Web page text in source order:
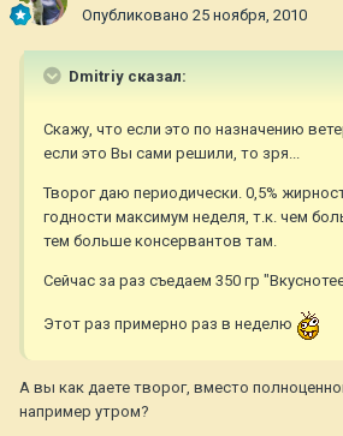
Опубликовано 25 ноября, 2010
Dmitriy сказал:
Скажу, что если это по назначению
если это Вы сами решили, то зря...
Творог даю периодически. 0,5%
годности максимум неделя, т.к. чем
тем больше консервантов там.
Сейчас за раз съедаем 350 гр
Этот раз примерно раз в неделю
А вы как даете творог, вместо
например утром?